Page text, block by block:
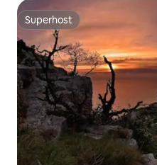
Superhost
Superhost